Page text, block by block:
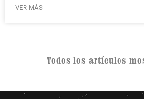
VER MÁS
Todos los artículos